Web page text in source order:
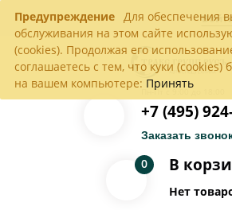
Предупреждение Для обеспечения
обслуживания на этом сайте
(cookies). Продолжая его
соглашаетесь с тем, что куки (cookies)
на вашем компьютере: Принять
Пн-Пт с 9:00 до 18:00
+7 (495)
Заказать
В
0
Нет